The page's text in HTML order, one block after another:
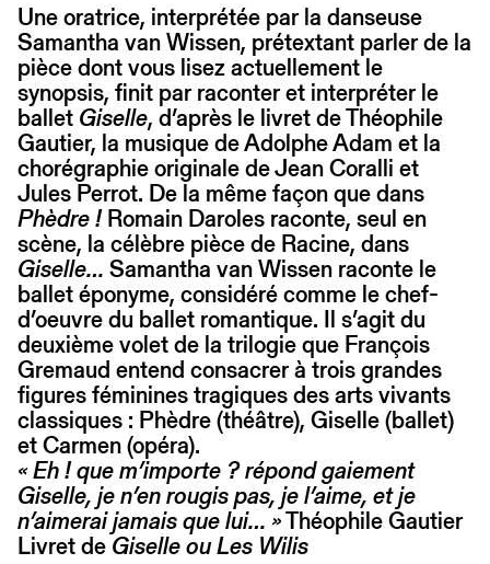
Une oratrice, interprétée par la danseuse
Samantha van Wissen, prétextant parler de la
pièce dont vous lisez actuellement le
synopsis, finit par raconter et interpréter le
ballet Giselle, d’après le livret de Théophile
Gautier, la musique de Adolphe Adam et la
chorégraphie originale de Jean Coralli et
Jules Perrot. De la même façon que dans
Phèdre !Romain Daroles raconte, seul en
scène, la célèbre pièce de Racine, dans
Giselle… Samantha van Wissen raconte le
ballet éponyme, considéré comme le chef-
d’oeuvre du ballet romantique. Il s’agit du
deuxième volet de la trilogie que François
Gremaud entend consacrer à trois grandes
figures féminines tragiques des arts vivants
classiques : Phèdre (théâtre), Giselle (ballet)
et Carmen (opéra).
« Eh ! que m’importe ? répond gaiement
Giselle, je n’en rougis pas, je l’aime, et je
n’aimerai jamais que lui… »Théophile Gautier
Livret de Giselle ou Les Wilis